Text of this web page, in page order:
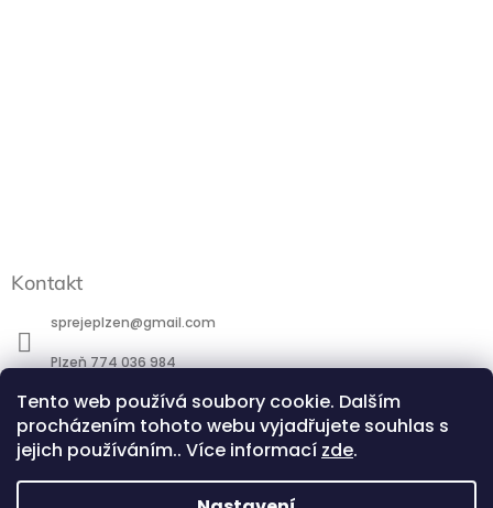
Tento web používá soubory cookie. Dalším
procházením tohoto webu vyjadřujete souhlas s
jejich používáním.. Více informací zde.
Kontakt
sprejeplzen@gmail.com
Plzeň 774 036 984
Praha 777 088 184
http://www.facebook.com/profile.php?id=100095266581744
@sprejeplzen.cz